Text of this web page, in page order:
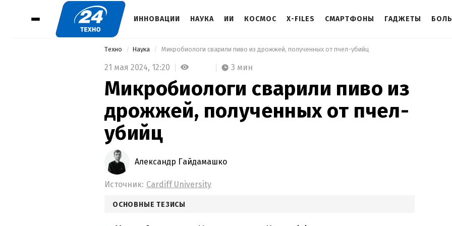
ИННОВАЦИИ НАУКА ИИ КОСМОС X-FILES СМАРТФОНЫ ГАДЖЕТЫ
Техно Наука Микробиологи сварили пиво из дрожжей, полученных от пчел-убийц
21 мая 2024, 12:20 3 мин
Микробиологи сварили пиво из
дрожжей, полученных от пчел-
убийц
Александр Гайдамашко
Источник: Cardiff University
ОСНОВНЫЕ ТЕЗИСЫ